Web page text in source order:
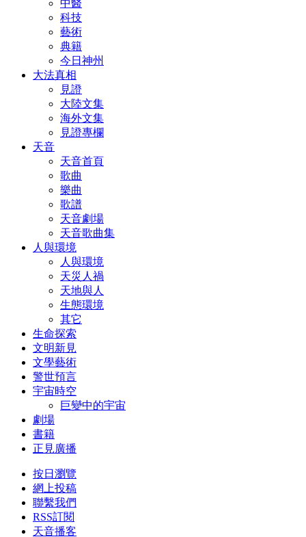
中醫
科技
藝術
典籍
今日神州
大法真相
見證
大陸文集
海外文集
見證專欄
天音
天音首頁
歌曲
樂曲
歌譜
天音劇場
天音歌曲集
人與環境
人與環境
天災人禍
天地與人
生態環境
其它
生命探索
文明新見
文學藝術
警世預言
宇宙時空
巨變中的宇宙
劇場
書籍
正見廣播
按日瀏覽
網上投稿
聯繫我們
RSS訂閱
天音播客